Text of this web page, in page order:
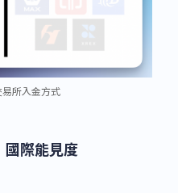
所入金方式
際能見度